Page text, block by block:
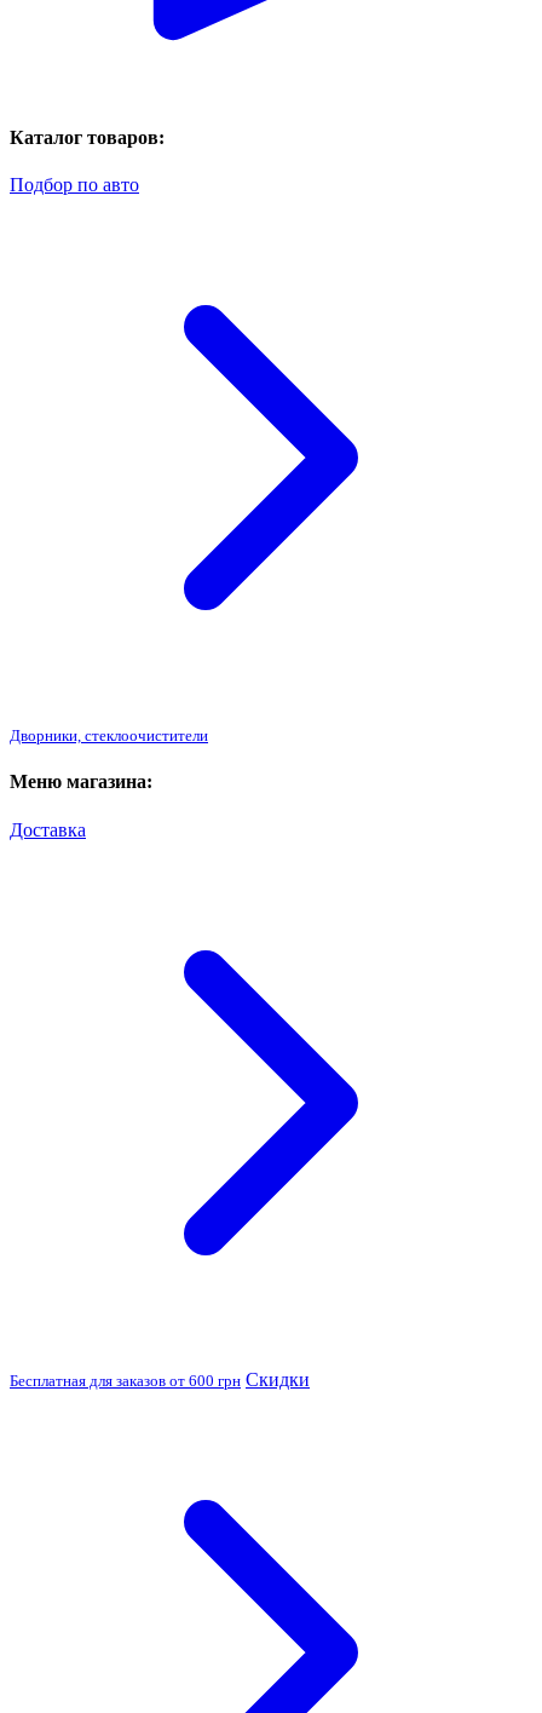
Каталог товаров:
Подбор по авто
Дворники, стеклоочистители
Меню магазина:
Доставка
Бесплатная для заказов от 600 грн Скидки